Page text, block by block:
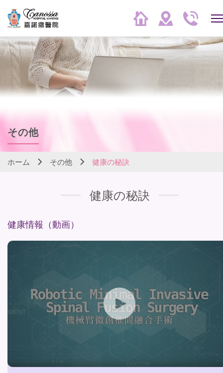
その他
ホーム その他 健康の秘訣
健康の秘訣
健康情報（動画）